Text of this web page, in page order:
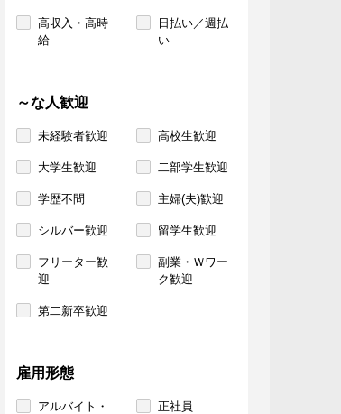
高収入・高時
給
日払い／週払
い
～な人歓迎
未経験者歓迎 高校生歓迎
大学生歓迎 二部学生歓迎
学歴不問 主婦(夫)歓迎
シルバー歓迎 留学生歓迎
フリーター歓
迎
副業・Ｗワー
ク歓迎
第二新卒歓迎
雇用形態
アルバイト・
正社員